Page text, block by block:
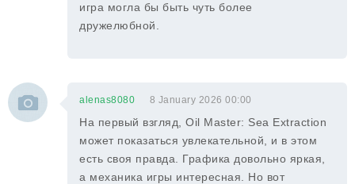
игра могла бы быть чуть более
дружелюбной.
alenas8080 8 January 2026 00:00
На первый взгляд, Oil Master: Sea Extraction
может показаться увлекательной, и в этом
есть своя правда. Графика довольно яркая,
а механика игры интересная. Но вот